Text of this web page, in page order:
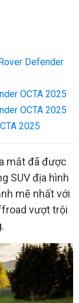
Defender
OCTA 2025
OCTA 2025
2025
mắt đã được
SUV địa hình
mẽ nhất với
vượt trội